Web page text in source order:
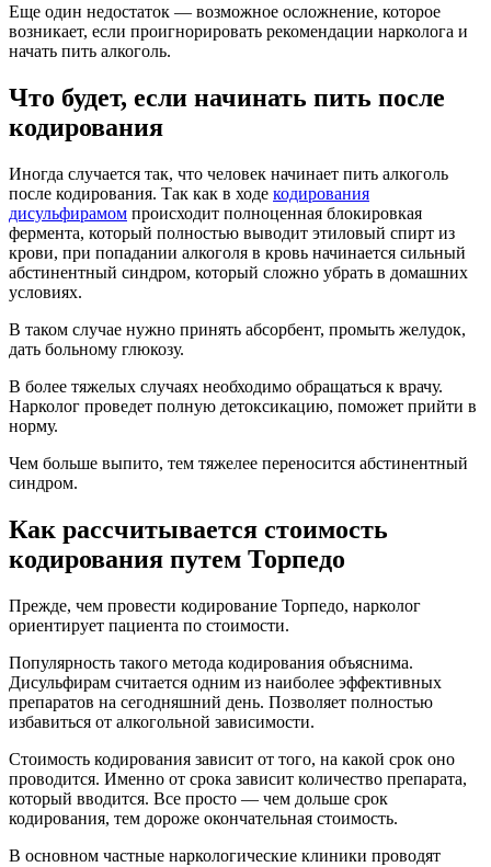
Еще один недостаток — возможное осложнение, которое
возникает, если проигнорировать рекомендации нарколога и
начать пить алкоголь.
Что будет, если начинать пить после
кодирования
Иногда случается так, что человек начинает пить алкоголь
после кодирования. Так как в ходе кодирования
дисульфирамом происходит полноценная блокировкая
фермента, который полностью выводит этиловый спирт из
крови, при попадании алкоголя в кровь начинается сильный
абстинентный синдром, который сложно убрать в домашних
условиях.
В таком случае нужно принять абсорбент, промыть желудок,
дать больному глюкозу.
В более тяжелых случаях необходимо обращаться к врачу.
Нарколог проведет полную детоксикацию, поможет прийти в
норму.
Чем больше выпито, тем тяжелее переносится абстинентный
синдром.
Как рассчитывается стоимость
кодирования путем Торпедо
Прежде, чем провести кодирование Торпедо, нарколог
ориентирует пациента по стоимости.
Популярность такого метода кодирования объяснима.
Дисульфирам считается одним из наиболее эффективных
препаратов на сегодняшний день. Позволяет полностью
избавиться от алкогольной зависимости.
Стоимость кодирования зависит от того, на какой срок оно
проводится. Именно от срока зависит количество препарата,
который вводится. Все просто — чем дольше срок
кодирования, тем дороже окончательная стоимость.
В основном частные наркологические клиники проводят